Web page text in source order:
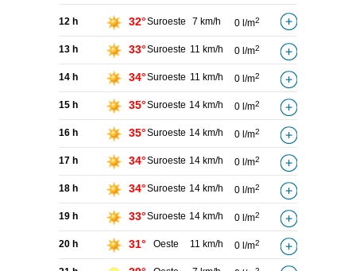
12 h 32°Suroeste 7 km/h 0 l/m2
13 h 33°Suroeste 11 km/h 0 l/m2
14 h 34°Suroeste 11 km/h 0 l/m2
15 h 35°Suroeste 14 km/h 0 l/m2
16 h 35°Suroeste 14 km/h 0 l/m2
17 h 34°Suroeste 14 km/h 0 l/m2
18 h 34°Suroeste 14 km/h 0 l/m2
19 h 33°Suroeste 14 km/h 0 l/m2
20 h 31° Oeste 11 km/h 0 l/m2